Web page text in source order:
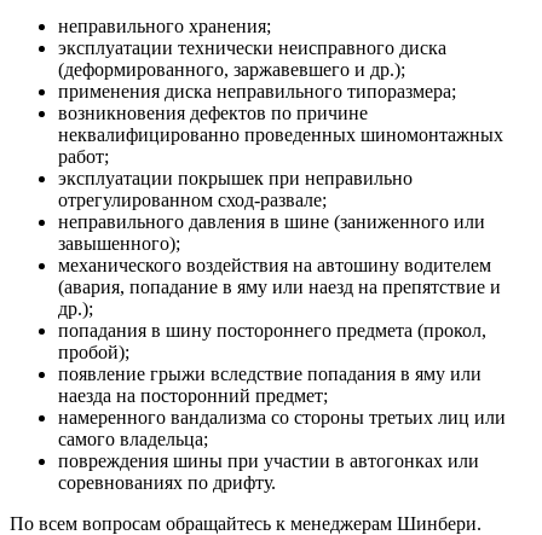
неправильного хранения;
эксплуатации технически неисправного диска
(деформированного, заржавевшего и др.);
применения диска неправильного типоразмера;
возникновения дефектов по причине
неквалифицированно проведенных шиномонтажных
работ;
эксплуатации покрышек при неправильно
отрегулированном сход-развале;
неправильного давления в шине (заниженного или
завышенного);
механического воздействия на автошину водителем
(авария, попадание в яму или наезд на препятствие и
др.);
попадания в шину постороннего предмета (прокол,
пробой);
появление грыжи вследствие попадания в яму или
наезда на посторонний предмет;
намеренного вандализма со стороны третьих лиц или
самого владельца;
повреждения шины при участии в автогонках или
соревнованиях по дрифту.
По всем вопросам обращайтесь к менеджерам Шинбери.